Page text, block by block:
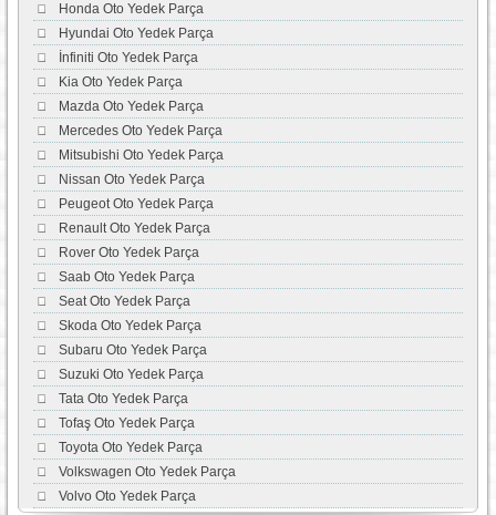
Honda Oto Yedek Parça
Hyundai Oto Yedek Parça
İnfiniti Oto Yedek Parça
Kia Oto Yedek Parça
Mazda Oto Yedek Parça
Mercedes Oto Yedek Parça
Mitsubishi Oto Yedek Parça
Nissan Oto Yedek Parça
Peugeot Oto Yedek Parça
Renault Oto Yedek Parça
Rover Oto Yedek Parça
Saab Oto Yedek Parça
Seat Oto Yedek Parça
Skoda Oto Yedek Parça
Subaru Oto Yedek Parça
Suzuki Oto Yedek Parça
Tata Oto Yedek Parça
Tofaş Oto Yedek Parça
Toyota Oto Yedek Parça
Volkswagen Oto Yedek Parça
Volvo Oto Yedek Parça